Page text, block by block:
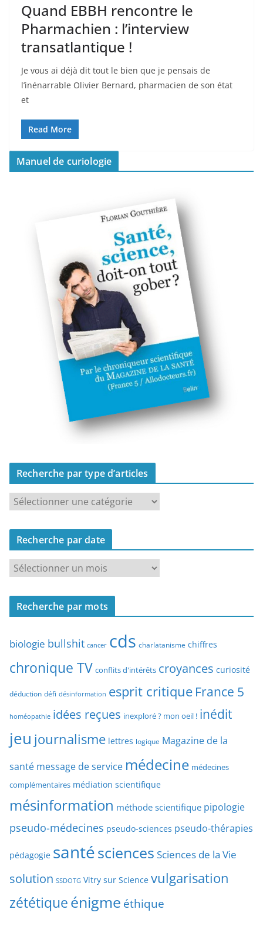
Quand EBBH rencontre le
Pharmachien : l’interview
transatlantique !
Je vous ai déjà dit tout le bien que je pensais de
l’inénarrable Olivier Bernard, pharmacien de son état
et
Read More
Manuel de curiologie
Recherche par type d’articles
c
e
e
a
y
e
d
’
a
i
c
e
Recherche par date
c
r
h
p
a
t
e
Recherche par mots
biologie bullshit cancer cds charlatanisme chiffres
chronique TV conflits d'intérêts croyances curiosité
déduction défi désinformation esprit critique France 5
homéopathie idées reçues inexploré ? mon oeil ! inédit
jeu journalisme lettres logique Magazine de la
santé message de service médecine médecines
complémentaires médiation scientifique
mésinformation méthode scientifique pipologie
pseudo-médecines pseudo-sciences pseudo-thérapies
pédagogie santésciences Sciences de la Vie
solution SSDOTG Vitry sur Science vulgarisation
zététiqueénigme éthique